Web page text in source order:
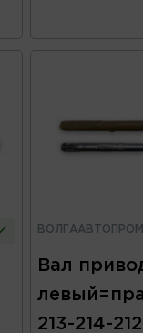
ВОЛГААВТОПРОМ
Вал
213-214-